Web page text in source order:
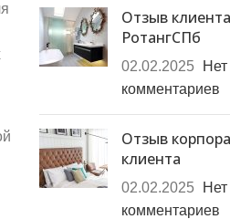
Отзыв клиента
РотангСПб
02.02.2025
Нет
комментариев
Отзыв
клиента
02.02.2025
Нет
комментариев